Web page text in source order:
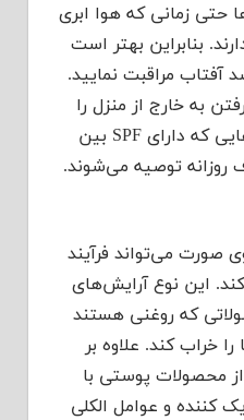
زمانی که هوا ابری
بنابراین بهتر است
آفتاب مراقبت نمایید.
به خارج از منزل را
داشتید انجام دهید. کرم‌هایی که دارای SPF بین
صورت می‌تواند فرآیند
این نوع آرایش‌های
که روغنی هستند
خراب کند. علاوه بر
محصولات پوستی با
کننده و عوامل الکلی